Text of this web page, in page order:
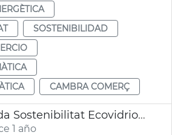
SOSTENIBILIDAD
CAMBRA COMERÇ
Bandera Verda Sostenibilitat Ecovidrio València 2024
1 año